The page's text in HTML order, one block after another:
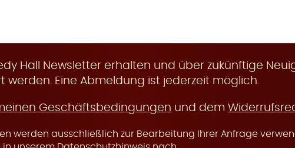
Hall Newsletter erhalten und über zukünftige
werden. Eine Abmeldung ist jederzeit möglich.
Geschäftsbedingungen und dem
werden ausschließlich zur Bearbeitung Ihrer Anfrage